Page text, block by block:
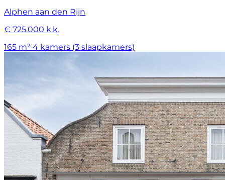
Alphen aan den Rijn
€ 725.000 k.k.
165 m² 4 kamers (3 slaapkamers)